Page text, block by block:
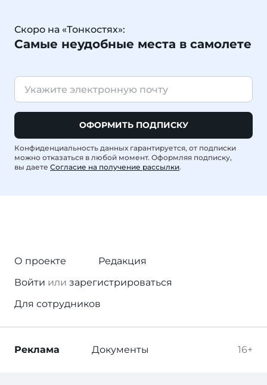
Скоро на «Тонкостях»:
Самые неудобные места в самолете
ОФОРМИТЬ ПОДПИСКУ
Конфиденциальность данных гарантируется, от подписки
можно отказаться в любой момент. Оформляя подписку,
вы даете Согласие на получение рассылки.
О проекте
Редакция
Войти или зарегистрироваться
Для сотрудников
16+
Реклама Документы